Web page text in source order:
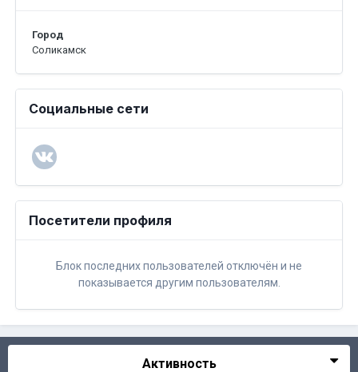
Город
Соликамск
Социальные сети
Посетители профиля
Блок последних пользователей отключён и не
показывается другим пользователям.
Активность